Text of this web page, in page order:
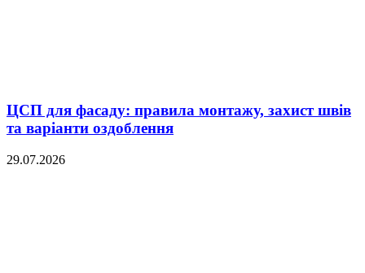
ЦСП для фасаду: правила монтажу, захист швів
та варіанти оздоблення
29.07.2026